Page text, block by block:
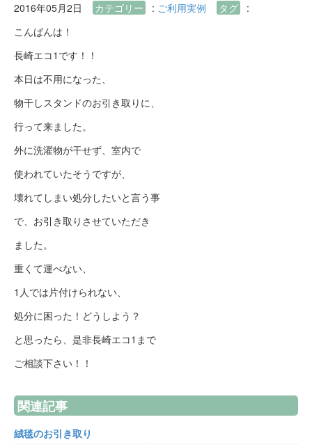
2016年05月2日 カテゴリー : ご利用実例 タグ
:
こんばんは！
長崎エコ1です！！
本日は不用になった、
物干しスタンドのお引き取りに、
行って来ました。
外に洗濯物が干せず、室内で
使われていたそうですが、
壊れてしまい処分したいと言う事
で、お引き取りさせていただき
ました。
重くて運べない、
1人では片付けられない、
処分に困った！どうしよう？
と思ったら、是非長崎エコ1まで
ご相談下さい！！
関連記事
絨毯のお引き取り